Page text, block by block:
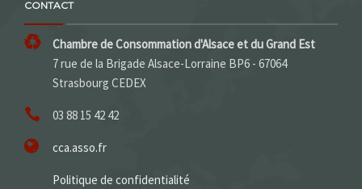
CONTACT
Chambre de Consommation d'Alsace et du Grand Est
7 rue de la Brigade Alsace-Lorraine BP6 - 67064
Strasbourg CEDEX
03 88 15 42 42
cca.asso.fr
Politique de confidentialité